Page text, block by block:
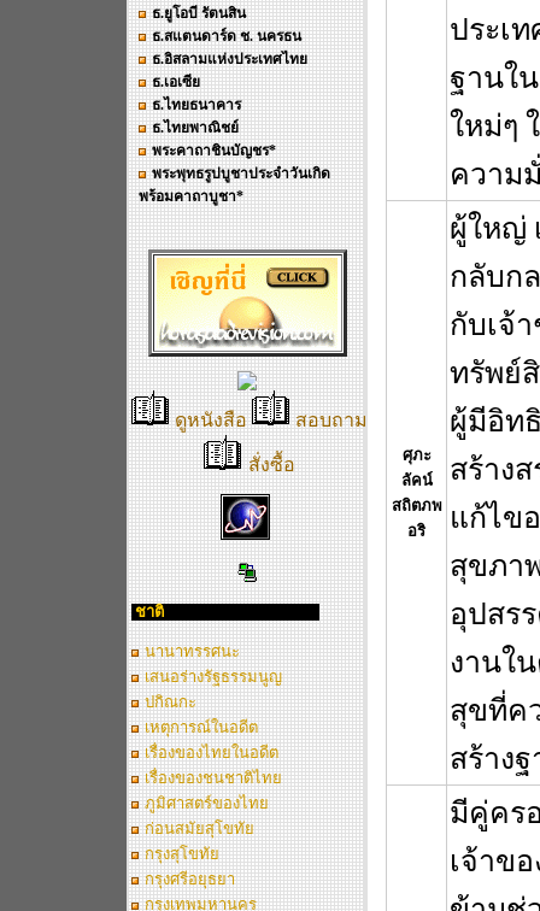
ธ.ยูโอบี รัตนสิน
ธ.สแตนดาร์ด ช. นครธน
ธ.อิสลามแห่งประเทศไทย
ธ.เอเซีย
ธ.ไทยธนาคาร
ธ.ไทยพาณิชย์
พระคาถาชินบัญชร*
พระพุทธรูปบูชาประจำวันเกิด
พร้อมคาถาบูชา*
ดูหนังสือ สอบถาม
สั่งซื้อ
ชาติ
นานาทรรศนะ
เสนอร่างรัฐธรรมนูญ
ปกิณกะ
เหตุการณ์ในอดีต
เรื่องของไทยในอดีต
เรื่องของชนชาติไทย
ภูมิศาสตร์ของไทย
ก่อนสมัยสุโขทัย
กรุงสุโขทัย
กรุงศรีอยุธยา
กรุงเทพมหานคร
ประเ
ฐานใ
ใหม่ๆ
ความ
ศุภะ
ลัคน์
สถิตภพ
อริ
ผู้ใหญ่
กลับก
กับเจ้
ทรัพย์
ผู้มีอิท
สร้าง
แก้ไข
สุขภา
อุปสร
งานใ
สุขที่ค
สร้าง
มีคู่คร
เจ้าข